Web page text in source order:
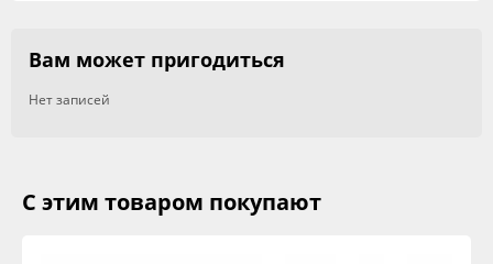
Вам может пригодиться
Нет записей
С этим товаром покупают